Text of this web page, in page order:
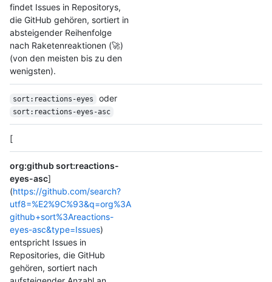
findet Issues in Repositorys,
die GitHub gehören, sortiert in
absteigender Reihenfolge
nach Raketenreaktionen (🚀)
(von den meisten bis zu den
wenigsten).
sort:reactions-eyes oder
sort:reactions-eyes-asc
[
org:github sort:reactions-
eyes-asc]
(https://github.com/search?
utf8=%E2%9C%93&q=org%3A
github+sort%3Areactions-
eyes-asc&type=Issues)
entspricht Issues in
Repositories, die GitHub
gehören, sortiert nach